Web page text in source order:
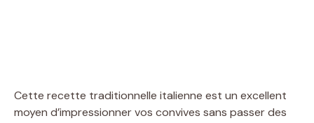
Cette recette traditionnelle italienne est un excellent
moyen d’impressionner vos convives sans passer des